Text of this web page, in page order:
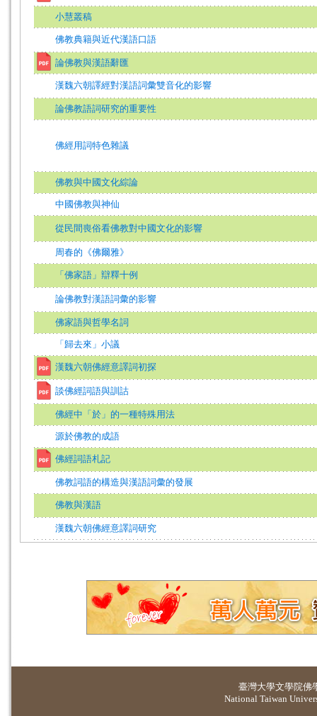
小慧叢稿
佛教典籍與近代漢語口語
論佛教與漢語辭匯
漢魏六朝譯經對漢語詞彙雙音化的影響
論佛教語詞研究的重要性
佛經用詞特色雜議
佛教與中國文化綜論
中國佛教與神仙
從民間喪俗看佛教對中國文化的影響
周春的《佛爾雅》
「佛家語」辯釋十例
論佛教對漢語詞彙的影響
佛家語與哲學名詞
「歸去來」小議
漢魏六朝佛經意譯詞初探
談佛經詞語與訓詁
佛經中「於」的一種特殊用法
源於佛教的成語
佛經詞語札記
佛教詞語的構造與漢語詞彙的發展
佛教與漢語
漢魏六朝佛經意譯詞研究
臺灣大學文學院佛
National Taiwan